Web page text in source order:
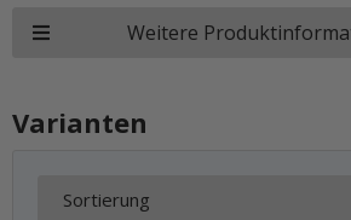
Weitere
Varianten
Sortierung